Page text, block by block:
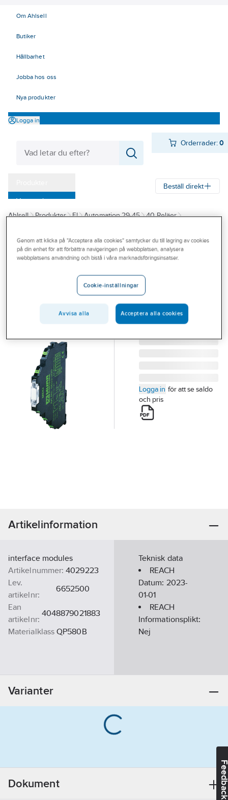
Om Ahlsell
Butiker
Hållbarhet
Jobba hos oss
Nya produkter
Logga in
Orderrader:0
Varumärken
Kampanjer
Outlet
Branscher
Beställ direkt
Ahlsell Produkter El Automation 29-45
40 Reläer
MURRELEKTRONIK
Optokopplare
OPTOKOPPLARE
MIRO 24VDC
6652500
Artikelnummer:
6652500
Logga in för att se saldo
och pris
Artikelinformation
interface modules
Artikelnummer: 4029223
Lev.
artikelnr:
6652500
Ean
artikelnr:
4048879021883
Materialklass QP580B
Teknisk data
REACH
Datum: 2023-
01-01
REACH
Informationsplikt:
Nej
Varianter
Dokument
Genom att klicka på "Acceptera alla cookies" samtycker du till lagring av cookies
på din enhet för att förbättra navigeringen på webbplatsen, analysera
webbplatsens användning och bistå i våra marknadsföringsinsatser.
Cookie-inställningar
Avvisa alla Acceptera alla cookies